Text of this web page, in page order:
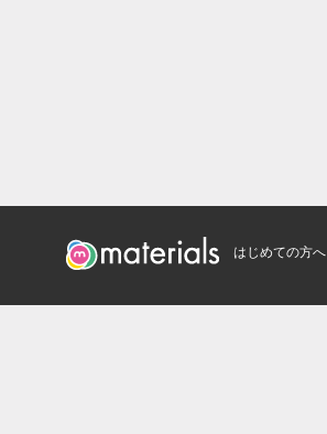
はじめての方へ